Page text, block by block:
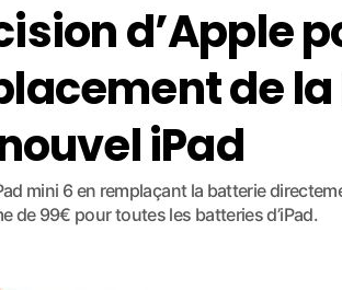
d’Apple
de
iPad
mini 6 en remplaçant la batterie
de 99€ pour toutes les batteries d’iPad.